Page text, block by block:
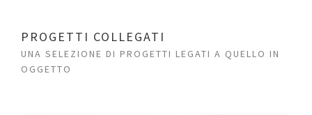
PROGETTI COLLEGATI
UNA SELEZIONE DI PROGETTI LEGATI A QUELLO IN
OGGETTO